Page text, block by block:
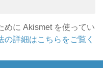
めに Akismet を使ってい
の詳細はこちらをご覧く